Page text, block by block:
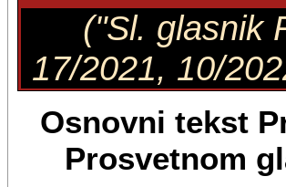
("Sl. glasnik
17/2021, 10/
Osnovni tekst
Prosvetnom